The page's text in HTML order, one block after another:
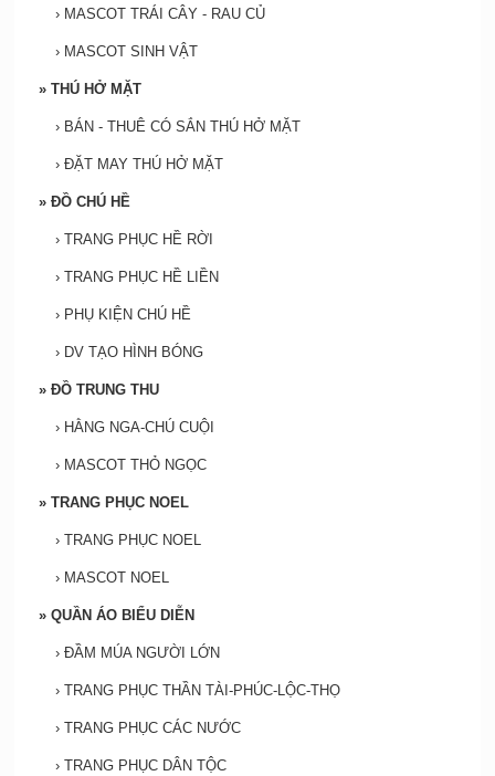
› MASCOT TRÁI CÂY - RAU CỦ
› MASCOT SINH VẬT
» THÚ HỞ MẶT
› BÁN - THUÊ CÓ SẮN THÚ HỞ MẶT
› ĐẶT MAY THÚ HỞ MẶT
» ĐỒ CHÚ HỀ
› TRANG PHỤC HỀ RỜI
› TRANG PHỤC HỀ LIỀN
› PHỤ KIỆN CHÚ HỀ
› DV TẠO HÌNH BÓNG
» ĐỒ TRUNG THU
› HẰNG NGA-CHÚ CUỘI
› MASCOT THỎ NGỌC
» TRANG PHỤC NOEL
› TRANG PHỤC NOEL
› MASCOT NOEL
» QUẦN ÁO BIỂU DIỄN
› ĐẦM MÚA NGƯỜI LỚN
› TRANG PHỤC THẦN TÀI-PHÚC-LỘC-THỌ
› TRANG PHỤC CÁC NƯỚC
› TRANG PHỤC DÂN TỘC